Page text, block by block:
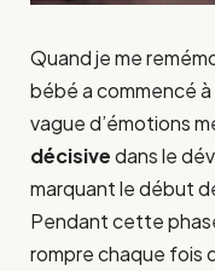
Quand je me
bébé a commencé
vague d’émotions
décisivedans le
marquant le début
Pendant cette
rompre chaque fois